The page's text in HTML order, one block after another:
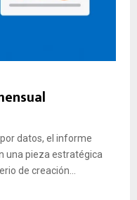
datos, el informe
una pieza estratégica
de creación...